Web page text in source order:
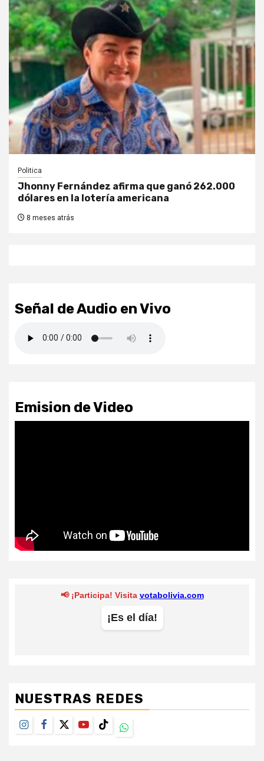
Politica
Jhonny Fernández afirma que ganó 262.000
dólares en la lotería americana
8 meses atrás
Señal de Audio en Vivo
Emision de Video
NUESTRAS REDES
Instagram
Facebook
TwitterYoutubeTikTokWhatsapp